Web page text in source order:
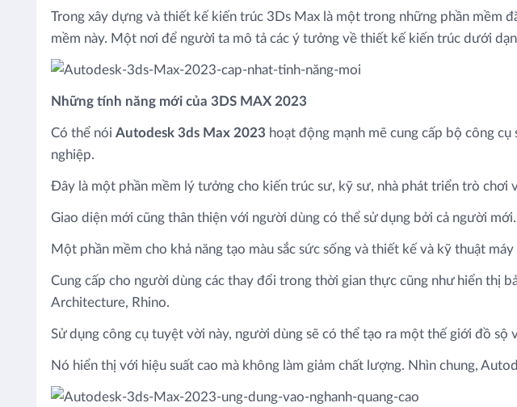
Trong xây dựng và thiết kế kiến trúc 3Ds Max là một trong những phần mềm
mềm này. Một nơi để người ta mô tả các ý tưởng về thiết kế kiến trúc dưới
Những tính năng mới của 3DS MAX 2023
Có thể nói Autodesk 3ds Max 2023 hoạt động mạnh mẽ cung cấp bộ công
nghiệp.
Đây là một phần mềm lý tưởng cho kiến ​​trúc sư, kỹ sư, nhà phát triển trò
Giao diện mới cũng thân thiện với người dùng có thể sử dụng bởi cả người
Một phần mềm cho khả năng tạo màu sắc sức sống và thiết kế và kỹ thuật
Cung cấp cho người dùng các thay đổi trong thời gian thực cũng như hiển thị
Architecture, Rhino.
Sử dụng công cụ tuyệt vời này, người dùng sẽ có thể tạo ra một thế giới đồ
Nó hiển thị với hiệu suất cao mà không làm giảm chất lượng. Nhìn chung,